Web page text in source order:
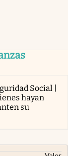
Social |
hayan
su